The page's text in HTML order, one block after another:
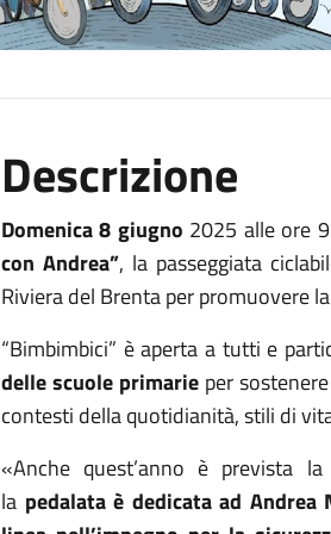
Descrizione
Domenica 8 giugno 2025 alle ore
con Andrea”, la passeggiata
Riviera del Brenta per promuovere
“Bimbimbici” è aperta a tutti e
delle scuole primarieper
contesti della quotidianità, stili di
«Anche quest’anno è prevista
la pedalata è dedicata ad